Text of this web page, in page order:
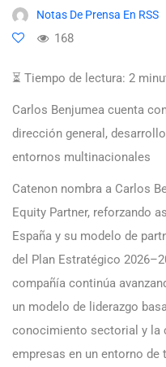
Notas De Prensa En RSS
168
⏳ Tiempo de lectura: 2
Carlos Benjumea cuenta
dirección general,
entornos multinacionales
Catenon nombra a Carlos
Equity Partner, reforzando
España y su modelo de
del Plan Estratégico
compañía continúa
un modelo de liderazgo
conocimiento sectorial y la
empresas en un entorno